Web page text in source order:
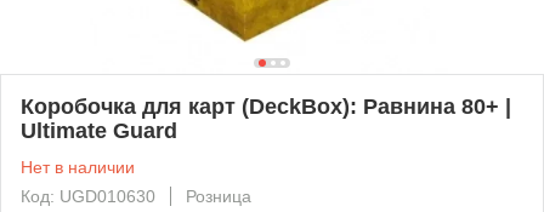
Коробочка для карт (DeckBox): Равнина 80+ |
Ultimate Guard
Нет в наличии
Код: UGD010630
Розница